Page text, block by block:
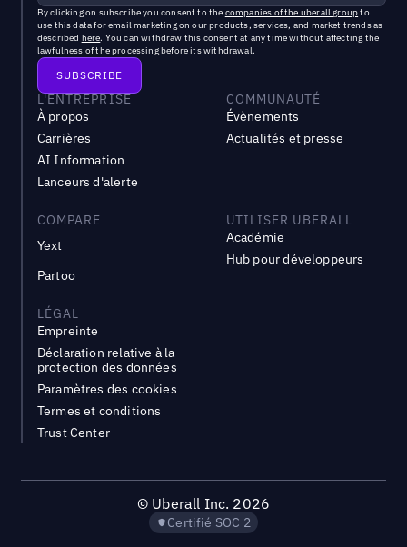
By clicking on subscribe you consent to the companies of the uberall groupto
use this data for email marketing on our products, services, and market trends as
described here. You can withdraw this consent at any time without affecting the
lawfulness of the processing before its withdrawal.
L'ENTREPRISE
À propos
Carrières
AI Information
Lanceurs d'alerte
COMMUNAUTÉ
Évènements
Actualités et presse
COMPARE
Yext
Partoo
UTILISER UBERALL
Académie
Hub pour développeurs
LÉGAL
Empreinte
Déclaration relative à la
protection des données
Paramètres des cookies
Termes et conditions
Trust Center
© Uberall Inc. 2026
Certifié SOC 2